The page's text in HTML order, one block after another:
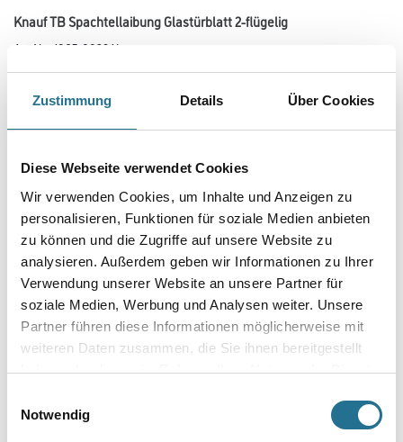
Zustimmung Details Über Cookies
Diese Webseite verwendet Cookies
Wir verwenden Cookies, um Inhalte und Anzeigen zu
personalisieren, Funktionen für soziale Medien anbieten
zu können und die Zugriffe auf unsere Website zu
analysieren. Außerdem geben wir Informationen zu Ihrer
Verwendung unserer Website an unsere Partner für
soziale Medien, Werbung und Analysen weiter. Unsere
Partner führen diese Informationen möglicherweise mit
weiteren Daten zusammen, die Sie ihnen bereitgestellt
haben oder die sie im Rahmen Ihrer Nutzung der Dienste
Notwendig
Knauf TB Spachtellaibung Glastürblatt 2-flügelig
Art-Nr.:
1065-003914
Spachtellaibung für das Schiebetür-System Pocket Kit. Passend für den
Gebinde
Variante
Umrechnungsfaktoren